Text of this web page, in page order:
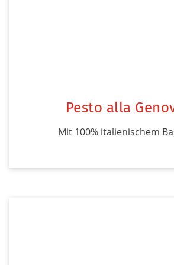
Pesto alla
Mit 100% italienischem